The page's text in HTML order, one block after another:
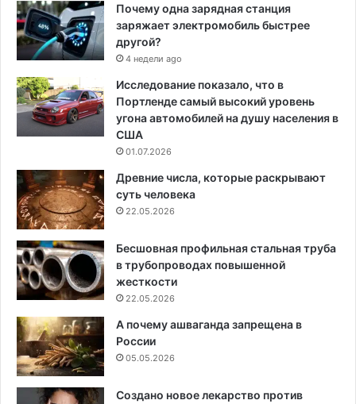
Почему одна зарядная станция
заряжает электромобиль быстрее
другой?
4 недели ago
Исследование показало, что в
Портленде самый высокий уровень
угона автомобилей на душу населения в
США
01.07.2026
Древние числа, которые раскрывают
суть человека
22.05.2026
Бесшовная профильная стальная труба
в трубопроводах повышенной
жесткости
22.05.2026
А почему ашваганда запрещена в
России
05.05.2026
Создано новое лекарство против